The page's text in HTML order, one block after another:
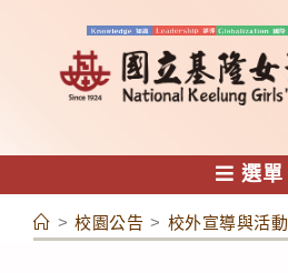
容
選單
> 校園公告 > 校外宣導與活動